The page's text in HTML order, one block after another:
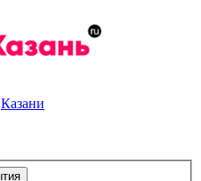
Казани